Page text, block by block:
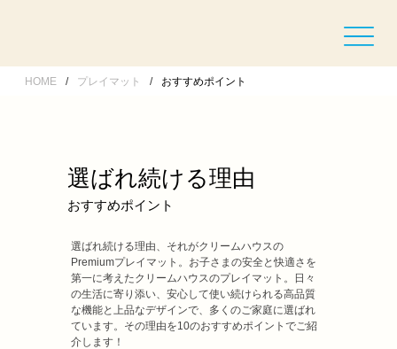
選ばれ続ける理由
おすすめポイント
選ばれ続ける理由、それがクリームハウスの
Premiumプレイマット。お子さまの安全と快適さを
第一に考えたクリームハウスのプレイマット。日々
の生活に寄り添い、安心して使い続けられる高品質
な機能と上品なデザインで、多くのご家庭に選ばれ
ています。その理由を10のおすすめポイントでご紹
介します！
HOME / プレイマット / おすすめポイント